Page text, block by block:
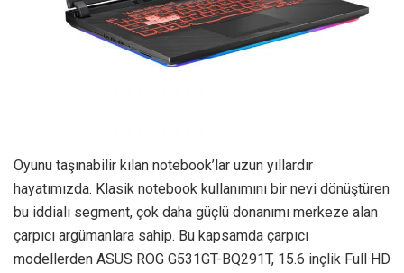
Oyunu taşınabilir kılan notebook’lar uzun yıllardır
hayatımızda. Klasik notebook kullanımını bir nevi dönüştüren
bu iddialı segment, çok daha güçlü donanımı merkeze alan
çarpıcı argümanlara sahip. Bu kapsamda çarpıcı
modellerden ASUS ROG G531GT-BQ291T, 15.6 inçlik Full HD